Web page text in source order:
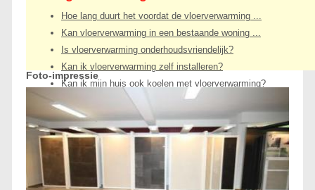
Hoe lang duurt het voordat de vloerverwarming ...
Kan vloerverwarming in een bestaande woning ...
Is vloerverwarming onderhoudsvriendelijk?
Kan ik vloerverwarming zelf installeren?
Kan ik mijn huis ook koelen met vloerverwarming?
Foto-impressie